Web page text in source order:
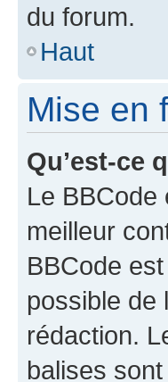
du forum.
Haut
Mise en
Qu’est-ce
Le BBCode
meilleur
BBCode
possible de
rédaction.
balises